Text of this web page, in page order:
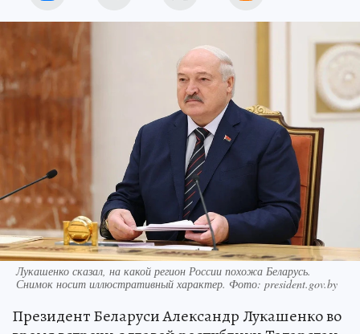
Лукашенко сказал, на какой регион России похожа Беларусь.
Снимок носит иллюстративный характер. Фото: president.gov.by
Президент Беларуси Александр Лукашенко во